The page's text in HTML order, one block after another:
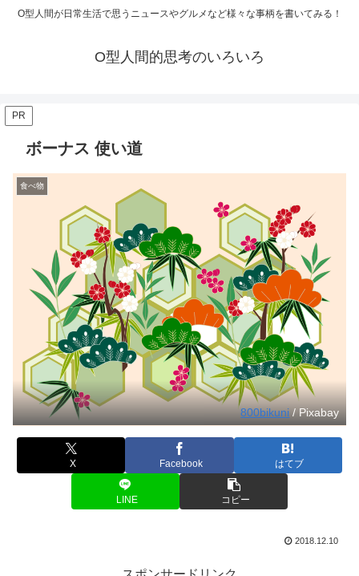
O型人間が日常生活で思うニュースやグルメなど様々な事柄を書いてみる！
O型人間的思考のいろいろ
PR
ボーナス 使い道
食べ物
800bikuni/ Pixabay
X Facebook はてブ
LINE コピー
2018.12.10